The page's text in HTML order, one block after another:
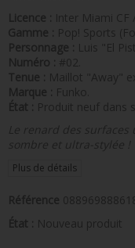
Licence : Inter Miami CF
Gamme : Pop! Sports
Personnage : Luis "El
Numéro : #02.
Tenue : Maillot "Away"
Marque : Funko.
État : Produit neuf dans
Le renard des
sombre et ultra-stylée !
Plus de détails
Référence
État : Nouveau produit